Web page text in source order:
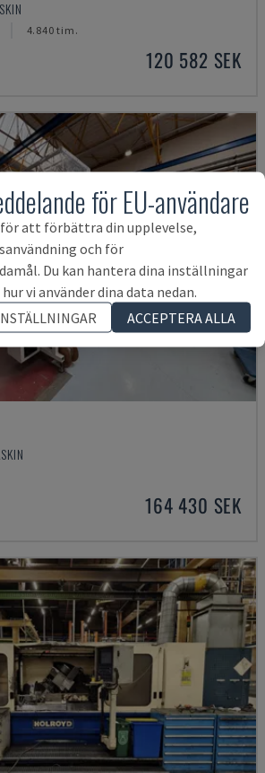
4.840 tim.
120 582 SEK
164 430 SEK
för EU-användare
för att förbättra din upplevelse,
och för
Du kan hantera dina inställningar
vi använder dina data nedan.
ACCEPTERA ALLA